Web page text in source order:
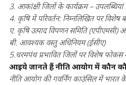
3. आकांक्षी जिलों के कार्यक्रम –
4. कृषि में परिवर्तन: निम्नलिखित पर
ए. कृषि उत्पाद विपणन समिति (एपीएमसी)
बी. आवश्यक वस्तु अधिनियम (ईसीए)
5.चरमपंथ प्रभावित जिलों पर विशेष फोकस
आइये जानते हैं नीति आयोग में कौन
नीति आयोग की गवर्निंग काउंसिल में भारत के